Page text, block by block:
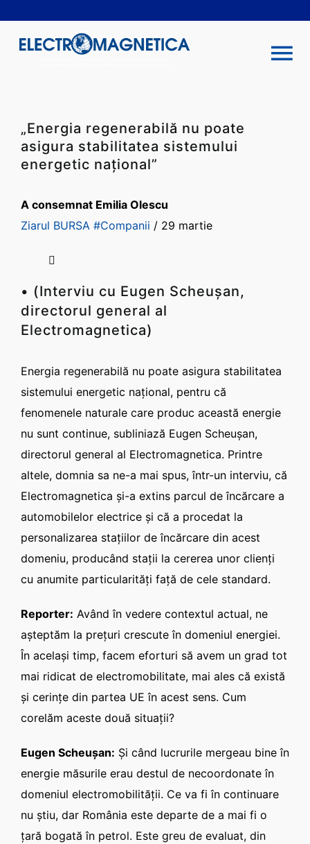
content
INVESTITORI
ÎNCHIRIERI
CONTACT
Română
„Energia regenerabilă nu poate
asigura stabilitatea sistemului
energetic naţional”
A consemnat Emilia Olescu
Ziarul BURSA #Companii / 29 martie
• (Interviu cu Eugen Scheuşan,
directorul general al
Electromagnetica)
Energia regenerabilă nu poate asigura stabilitatea
sistemului energetic naţional, pentru că
fenomenele naturale care produc această energie
nu sunt continue, subliniază Eugen Scheuşan,
directorul general al Electromagnetica. Printre
altele, domnia sa ne-a mai spus, într-un interviu, că
Electromagnetica şi-a extins parcul de încărcare a
automobilelor electrice şi că a procedat la
personalizarea staţiilor de încărcare din acest
domeniu, producând staţii la cererea unor clienţi
cu anumite particularităţi faţă de cele standard.
Reporter: Având în vedere contextul actual, ne
aşteptăm la preţuri crescute în domeniul energiei.
În acelaşi timp, facem eforturi să avem un grad tot
mai ridicat de electromobilitate, mai ales că există
şi cerinţe din partea UE în acest sens. Cum
corelăm aceste două situaţii?
Eugen Scheuşan: Şi când lucrurile mergeau bine în
energie măsurile erau destul de necoordonate în
domeniul electromobilităţii. Ce va fi în continuare
nu ştiu, dar România este departe de a mai fi o
ţară bogată în petrol. Este greu de evaluat, din